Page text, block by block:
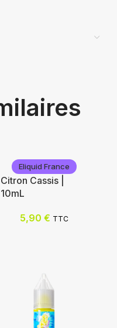
Eliquid France
Citron Cassis |
10mL
5,90 € TTC